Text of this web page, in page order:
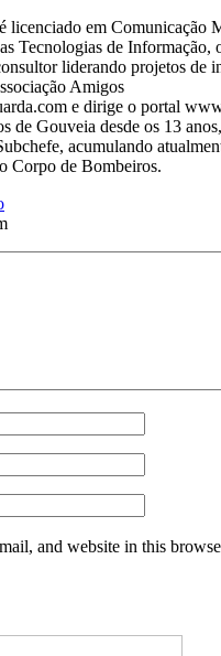
licenciado em Comunicação
Tecnologias de Informação,
liderando projetos de
Amigos
e dirige o portal
de Gouveia desde os 13
acumulando
Corpo de Bombeiros.
and website in this